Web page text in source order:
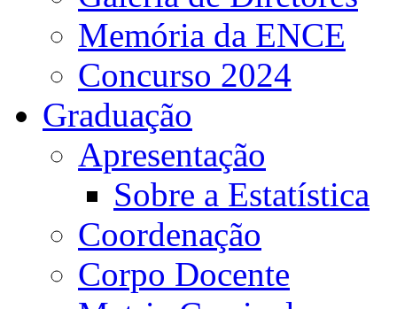
Memória da ENCE
Concurso 2024
Graduação
Apresentação
Sobre a Estatística
Coordenação
Corpo Docente